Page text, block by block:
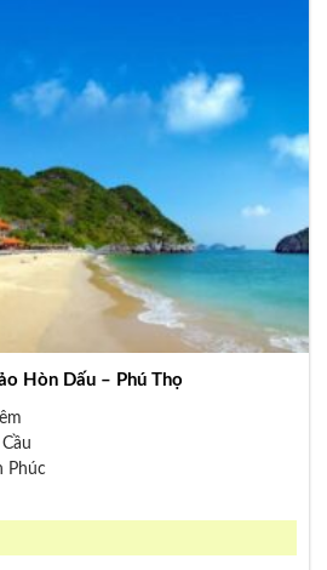
Hòn Dấu – Phú Thọ
Phúc